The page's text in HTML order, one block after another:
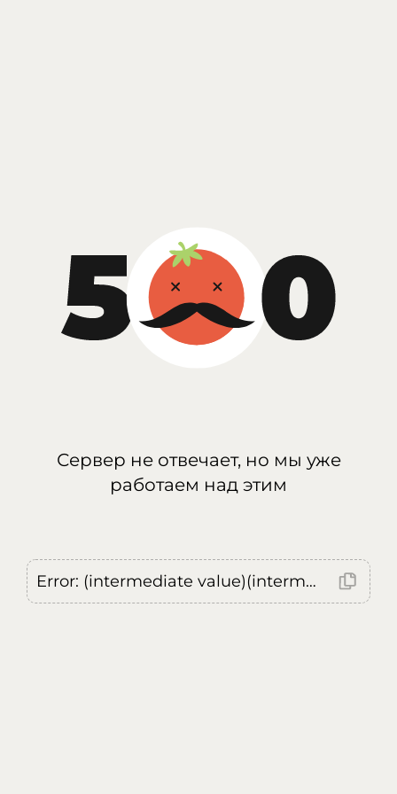
Сервер не отвечает, но мы уже
работаем над этим
Error: (intermediate value)(intermediate value)(intermediate value).replaceAll is not a function